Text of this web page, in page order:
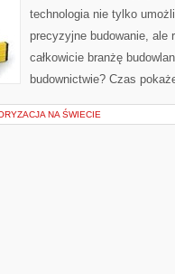
technologia nie tylko
precyzyjne budowanie, ale
całkowicie branżę
budownictwie? Czas
NA ŚWIECIE